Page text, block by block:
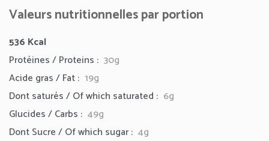
Valeurs nutritionnelles par portion
536 Kcal
Protéines / Proteins : 30g
Acide gras / Fat : 19g
Dont saturés / Of which saturated : 6g
Glucides / Carbs : 49g
Dont Sucre / Of which sugar : 4g